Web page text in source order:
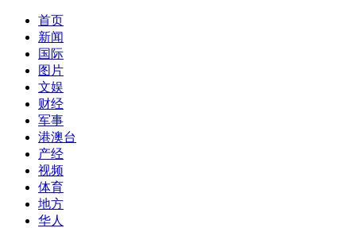
首页
新闻
国际
图片
文娱
财经
军事
港澳台
产经
视频
体育
地方
华人